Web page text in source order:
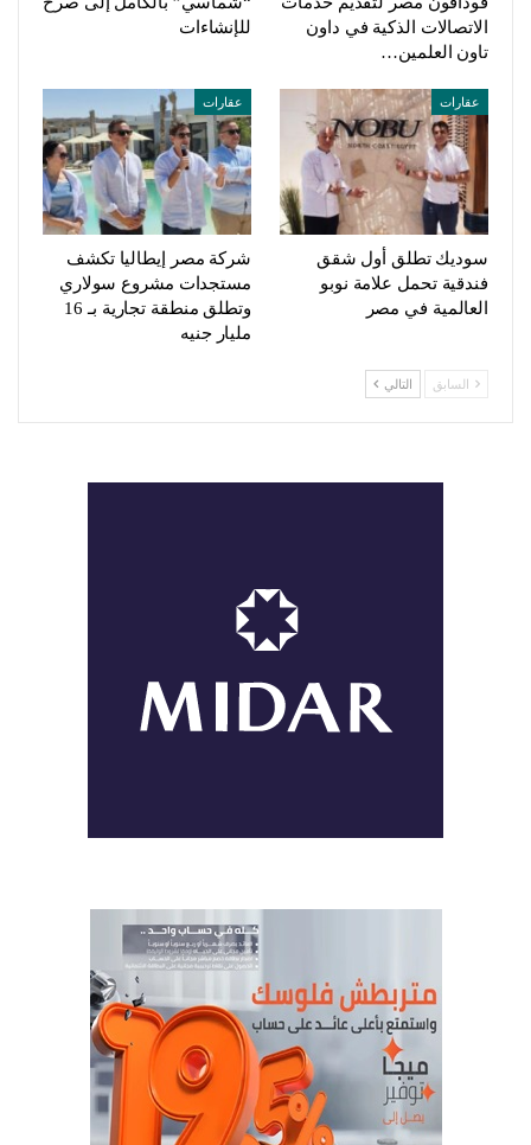
الاتصالات الذكية في داون
تاون العلمين…
للإنشاءات
عقارات
سوديك تطلق أول شقق
فندقية تحمل علامة نوبو
العالمية في مصر
عقارات
شركة مصر إيطاليا تكشف
مستجدات مشروع سولاري
وتطلق منطقة تجارية بـ 16
مليار جنيه
السابق التالي